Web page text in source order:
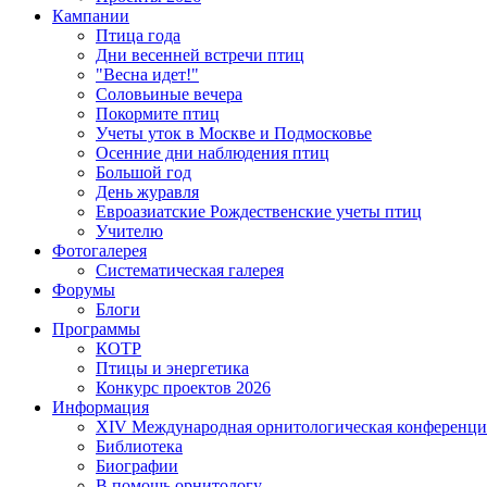
Кампании
Птица года
Дни весенней встречи птиц
"Весна идет!"
Соловьиные вечера
Покормите птиц
Учеты уток в Москве и Подмосковье
Осенние дни наблюдения птиц
Большой год
День журавля
Евроазиатские Рождественские учеты птиц
Учителю
Фотогалерея
Систематическая галерея
Форумы
Блоги
Программы
КОТР
Птицы и энергетика
Конкурс проектов 2026
Информация
XIV Международная орнитологическая
Библиотека
Биографии